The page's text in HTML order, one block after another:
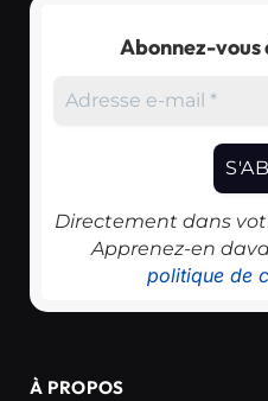
Abonnez-vous
Directement dans
Apprenez-en
politique de
À PROPOS